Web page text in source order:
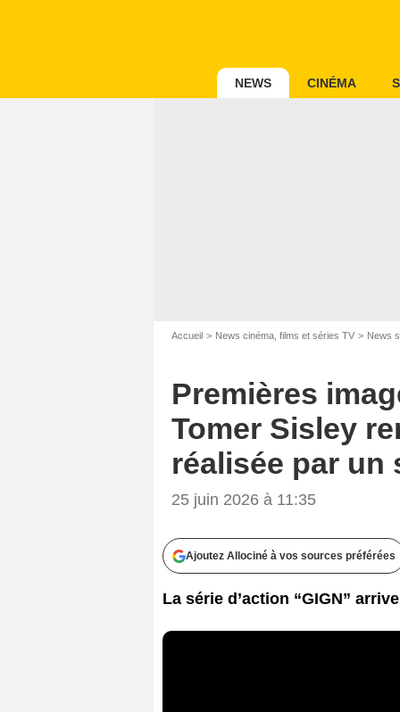
NEWS CINÉMA
Accueil News cinéma, films et séries TV News
Premières
Tomer Sisley
réalisée par un
25 juin 2026 à 11:35
Ajoutez Allociné à vos sources préférées
La série d’action “GIGN”